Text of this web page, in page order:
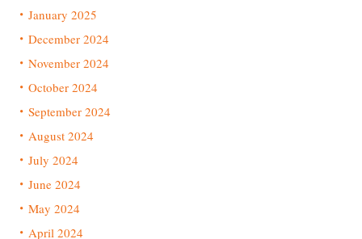
January 2025
December 2024
November 2024
October 2024
September 2024
August 2024
July 2024
June 2024
May 2024
April 2024